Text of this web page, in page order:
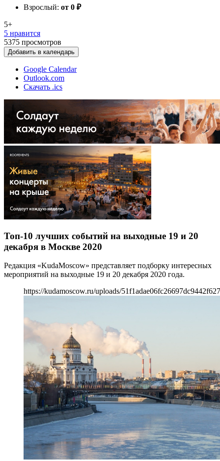
Взрослый: от 0 ₽
5+
5 нравится
5375 просмотров
Добавить в календарь
Google Calendar
Outlook.com
Скачать .ics
Топ-10 лучших событий на выходные 19 и 20
декабря в Москве 2020
Редакция «KudaMoscow» представляет подборку интересных
мероприятий на выходные 19 и 20 декабря 2020 года.
https://kudamoscow.ru/uploads/